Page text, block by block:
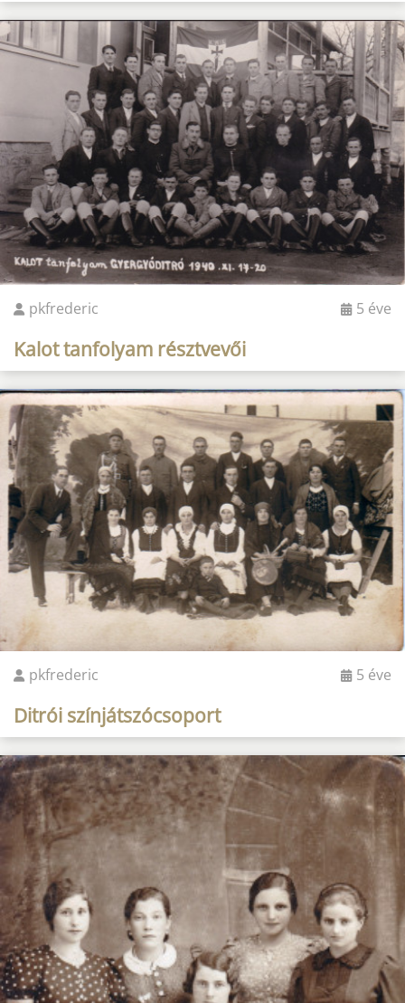
pkfrederic 5 éve
Kalot tanfolyam résztvevői
pkfrederic 5 éve
Ditrói színjátszócsoport